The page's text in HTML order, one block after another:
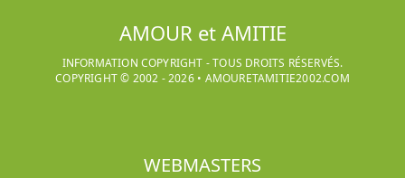
AMOUR et AMITIE
INFORMATION COPYRIGHT - TOUS DROITS RÉSERVÉS.
COPYRIGHT © 2002 -2026• AMOURETAMITIE2002.COM
WEBMASTERS